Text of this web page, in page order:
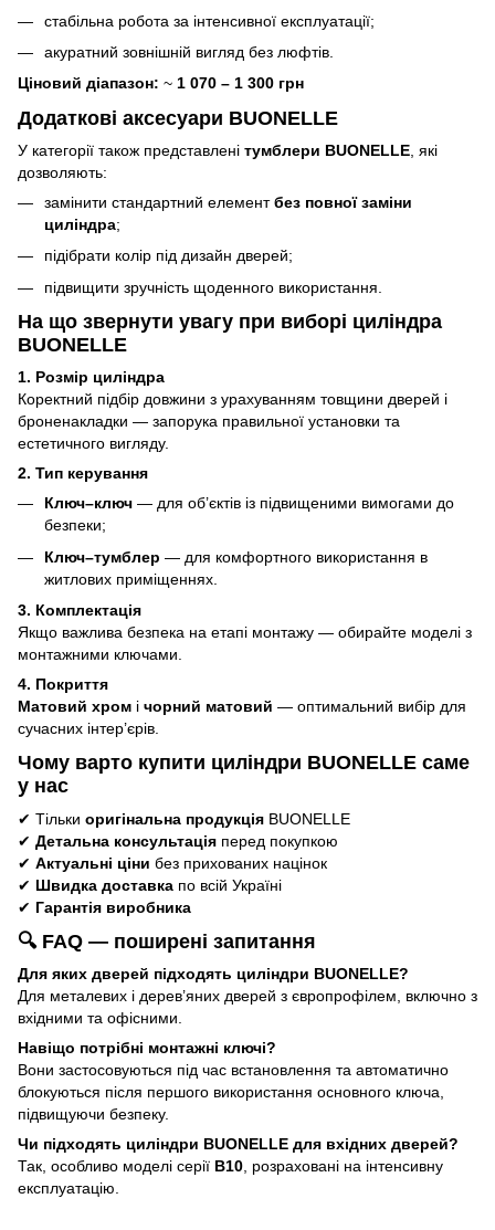
стабільна робота за інтенсивної експлуатації;
акуратний зовнішній вигляд без люфтів.
Ціновий діапазон: ~ 1 070 – 1 300 грн
Додаткові аксесуари BUONELLE
У категорії також представлені тумблери BUONELLE , які
дозволяють:
замінити стандартний елементбез повної заміни
циліндра;
підібрати колір під дизайн дверей;
підвищити зручність щоденного використання.
На що звернути увагу при виборі циліндра
BUONELLE
1. Розмір циліндра
Коректний підбір довжини з урахуванням товщини дверей і
броненакладки — запорука правильної установки та
естетичного вигляду.
2. Тип керування
Ключ–ключ — для об’єктів із підвищеними вимогами до
безпеки;
Ключ–тумблер — для комфортного використання в
житлових приміщеннях.
3. Комплектація
Якщо важлива безпека на етапі монтажу — обирайте моделі з
монтажними ключами.
4. Покриття
Матовий хром і чорний матовий — оптимальний вибір для
сучасних інтер’єрів.
Чому варто купити циліндри BUONELLE саме
у нас
✔ Тільки оригінальна продукція BUONELLE
✔ Детальна консультація перед покупкою
✔ Актуальні ціни без прихованих націнок
✔ Швидка доставка по всій Україні
✔ Гарантія виробника
🔍 FAQ — поширені запитання
Для яких дверей підходять циліндри BUONELLE?
Для металевих і дерев’яних дверей з європрофілем, включно з
вхідними та офісними.
Навіщо потрібні монтажні ключі?
Вони застосовуються під час встановлення та автоматично
блокуються після першого використання основного ключа,
підвищуючи безпеку.
Чи підходять циліндри BUONELLE для вхідних дверей?
Так, особливо моделі серії B10, розраховані на інтенсивну
експлуатацію.